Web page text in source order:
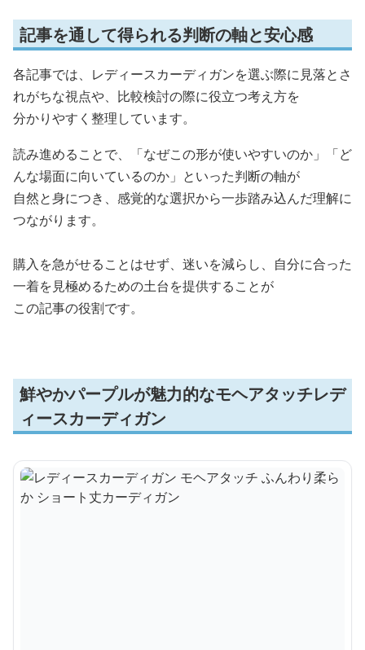
記事を通して得られる判断の軸と安心感
各記事では、レディースカーディガンを選ぶ際に見落とさ
れがちな視点や、比較検討の際に役立つ考え方を
分かりやすく整理しています。
読み進めることで、「なぜこの形が使いやすいのか」「ど
んな場面に向いているのか」といった判断の軸が
自然と身につき、感覚的な選択から一歩踏み込んだ理解に
つながります。
購入を急がせることはせず、迷いを減らし、自分に合った
一着を見極めるための土台を提供することが
この記事の役割です。
鮮やかパープルが魅力的なモヘアタッチレデ
ィースカーディガン